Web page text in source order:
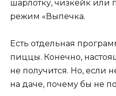
шарлотку, чизкейк или
режим «Выпечка.
Есть отдельная
пиццы. Конечно,
не получится. Но, если
на даче, почему бы не